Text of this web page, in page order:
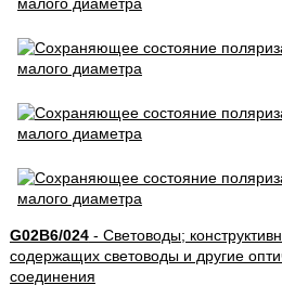
G02B6/024- Световоды;
содержащих световоды и другие
соединения